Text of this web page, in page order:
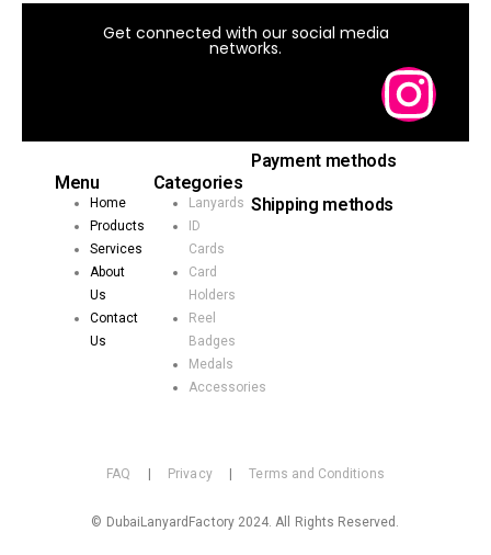
Get connected with our social media
networks.
Menu
Home
Products
Services
About
Us
Contact
Us
Categories
Lanyards
ID
Cards
Card
Holders
Reel
Badges
Medals
Accessories
Payment methods
Shipping methods
FAQ Privacy|Terms and Conditions
© DubaiLanyardFactory 2024. All Rights Reserved.